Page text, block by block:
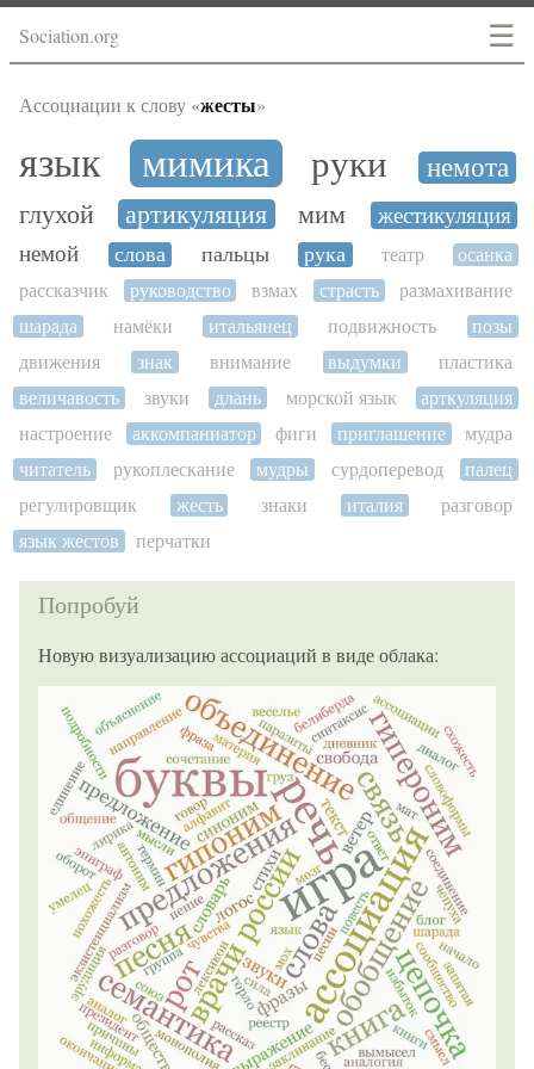
☰
Sociation.org
Ассоциации к слову «жесты»
язык мимика руки немота
глухой артикуляция мим
жестикуляция
немой
слова пальцы рука театр
осанка
рассказчик
руководство взмах страсть
размахивание
шарада
намёки итальянец подвижность
позы
движения
знак внимание выдумки
пластика
величавость
звуки длань морской язык
арткуляция
настроение
аккомпаниатор фиги приглашение
мудра
читатель
рукоплескание мудры сурдоперевод
палец
регулировщик
жесть знаки италия
разговор
язык жестов
перчатки
Попробуй
Новую визуализацию ассоциаций в виде облака: